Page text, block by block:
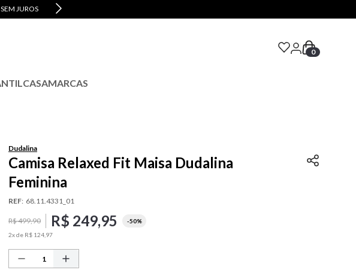
JUROS
0
CASAMARCAS
Dudalina
Camisa Relaxed Fit Maisa Dudalina
Feminina
REF: 68.11.4331_01
R$499,90 R$ 249,95 -50%
2x de R$ 124 97